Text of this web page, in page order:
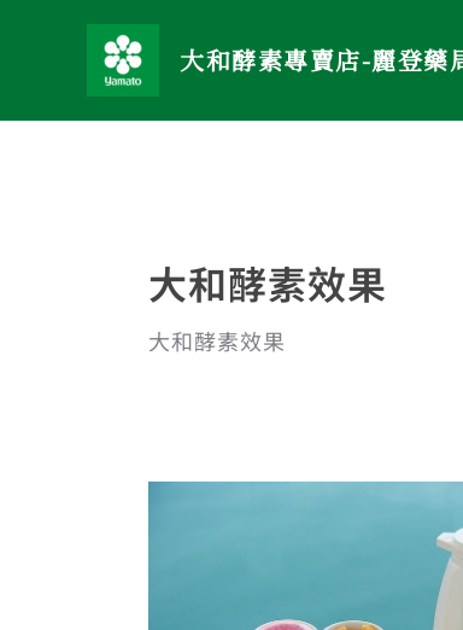
要
大和酵素專賣店-麗登藥
大和酵素效果
大和酵素效果